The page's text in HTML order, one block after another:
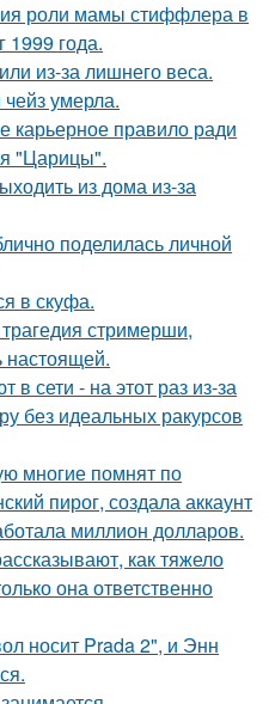
роли мамы стиффлера в
1999 года.
из-за лишнего веса.
умерла.
карьерное правило ради
"Царицы".
из дома из-за
поделилась личной
в скуфа.
стримерши,
настоящей.
в сети - на этот раз из-за
без идеальных ракурсов
многие помнят по
пирог, создала аккаунт
миллион долларов.
как тяжело
она ответственно
носит Prada 2", и Энн